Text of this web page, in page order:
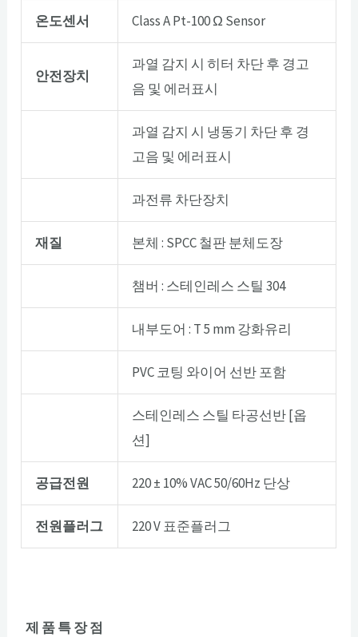
온도센서 Class A Pt-100 Ω Sensor
안전장치
과열 감지 시 히터 차단 후 경고
음 및 에러표시
과열 감지 시 냉동기 차단 후 경
고음 및 에러표시
과전류 차단장치
재질 본체 : SPCC 철판 분체도장
챔버 : 스테인레스 스틸 304
내부도어 : T 5 mm 강화유리
PVC 코팅 와이어 선반 포함
스테인레스 스틸 타공선반 [옵
션]
공급전원 220 ± 10% VAC 50/60Hz 단상
전원플러그 220 V 표준플러그
제 품 특 장 점